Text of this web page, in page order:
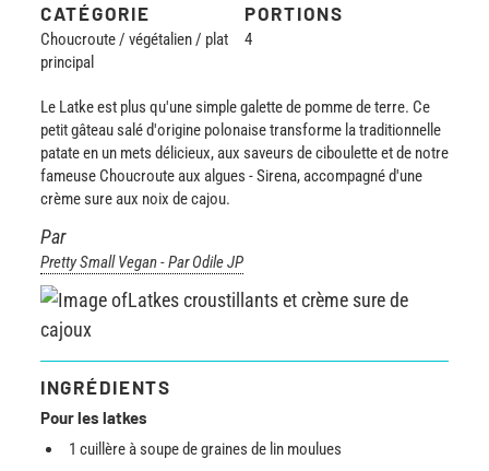
CATÉGORIE
Choucroute / végétalien / plat
principal
PORTIONS
4
Le Latke est plus qu'une simple galette de pomme de terre. Ce
petit gâteau salé d'origine polonaise transforme la traditionnelle
patate en un mets délicieux, aux saveurs de ciboulette et de notre
fameuse Choucroute aux algues - Sirena, accompagné d'une
crème sure aux noix de cajou.
Par
Pretty Small Vegan - Par Odile JP
INGRÉDIENTS
Pour les latkes
1 cuillère à soupe de graines de lin moulues